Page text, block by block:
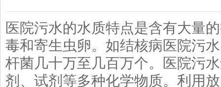
医院污水的水质特点是含有大量
毒和寄生虫卵。如结核病医院污
杆菌几十万至几百万个。医院污
剂、试剂等多种化学物质。利用